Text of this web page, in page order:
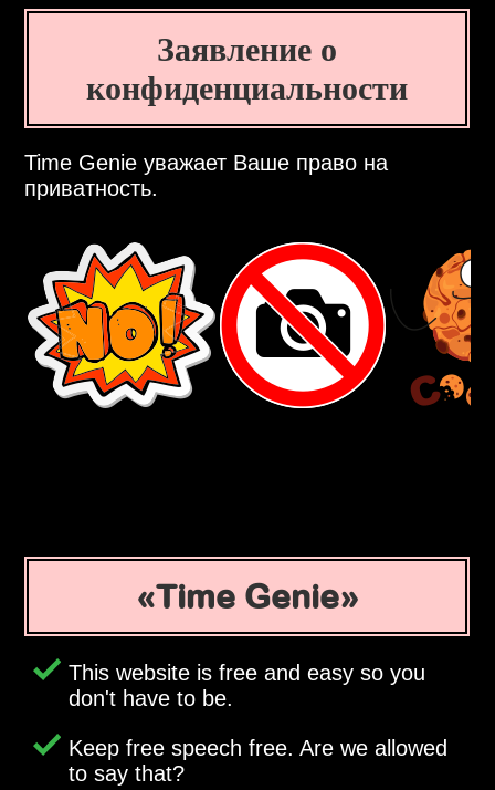
Заявление о
конфиденциальности
Time Genie уважает Ваше право на
приватность.
Time Genie
This website is free and easy so you
don't have to be.
Keep free speech free. Are we allowed
to say that?